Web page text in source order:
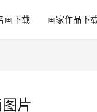
画下载 画家作品下
片